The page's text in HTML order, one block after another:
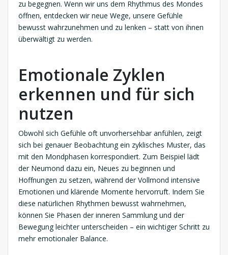
zu begegnen. Wenn wir uns dem Rhythmus des Mondes
öffnen, entdecken wir neue Wege, unsere Gefühle
bewusst wahrzunehmen und zu lenken – statt von ihnen
überwältigt zu werden.
Emotionale Zyklen
erkennen und für sich
nutzen
Obwohl sich Gefühle oft unvorhersehbar anfühlen, zeigt
sich bei genauer Beobachtung ein zyklisches Muster, das
mit den Mondphasen korrespondiert. Zum Beispiel lädt
der Neumond dazu ein, Neues zu beginnen und
Hoffnungen zu setzen, während der Vollmond intensive
Emotionen und klärende Momente hervorruft. Indem Sie
diese natürlichen Rhythmen bewusst wahrnehmen,
können Sie Phasen der inneren Sammlung und der
Bewegung leichter unterscheiden – ein wichtiger Schritt zu
mehr emotionaler Balance.